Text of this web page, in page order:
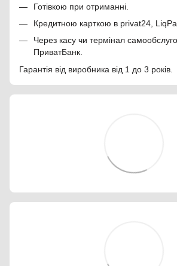
Готівкою при отриманні.
Кредитною карткою в privat24,
Через касу чи термінал
ПриватБанк.
Гарантія від виробника від 1 до 3 років.